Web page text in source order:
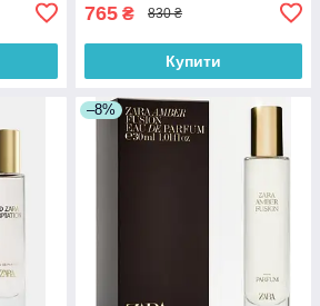
765 ₴ 830 ₴
Купити
–8%